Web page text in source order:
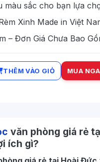
màu sắc cho bạn lựa
Xinh Made in Việt
– Đơn Giá Chưa Bao
giá rẻ tại Hoài Đức số
THÊM VÀO GIỎ MUA
văn phòng giá rẻ
ích gì?